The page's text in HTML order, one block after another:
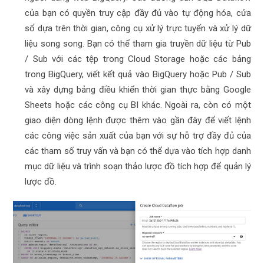
của bạn có quyền truy cập đầy đủ vào tự động hóa, cửa
sổ dựa trên thời gian, công cụ xử lý trực tuyến và xử lý dữ
liệu song song. Bạn có thể tham gia truyền dữ liệu từ Pub
/ Sub với các tệp trong Cloud Storage hoặc các bảng
trong BigQuery, viết kết quả vào BigQuery hoặc Pub / Sub
và xây dựng bảng điều khiển thời gian thực bằng Google
Sheets hoặc các công cụ BI khác. Ngoài ra, còn có một
giao diện dòng lệnh được thêm vào gần đây để viết lệnh
các công việc sản xuất của bạn với sự hỗ trợ đầy đủ của
các tham số truy vấn và bạn có thể dựa vào tích hợp danh
mục dữ liệu và trình soạn thảo lược đồ tích hợp để quản lý
lược đồ.